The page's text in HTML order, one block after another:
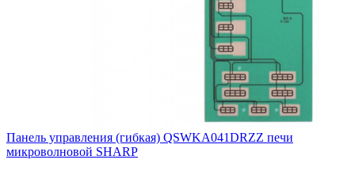
Панель управления (гибкая) QSWKA041DRZZ печи
микроволновой SHARP